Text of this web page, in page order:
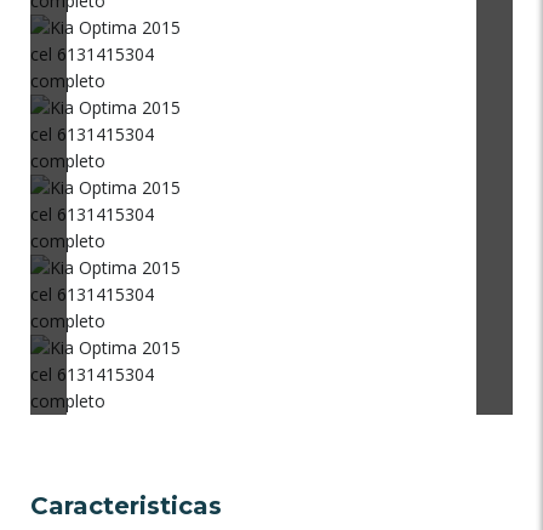
Caracteristicas